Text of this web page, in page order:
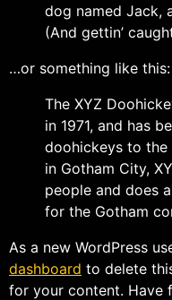
dog named Jack,
(And gettin’
…or something like this:
The XYZ
in 1971, and has
doohickeys to the
in Gotham City,
people and does
for the Gotham
As a new WordPress
dashboard to delete
for your content. Have